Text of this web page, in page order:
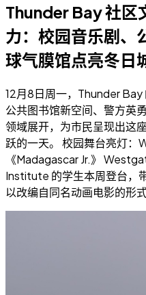
Thunder Bay 社区
力：校园音乐剧、
球气膜馆点亮冬日
12月8日周一，Thunder Bay
公共图书馆新空间、警方英
领域展开，为市民呈现出这
跃的一天。 校园舞台亮灯
《Madagascar Jr.》
Institute 的学生本周登台，
以改编自同名动画电影的形